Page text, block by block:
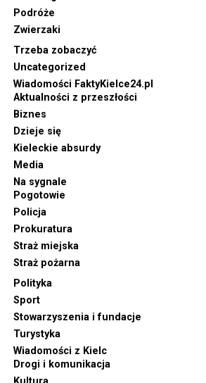
Podróże
Zwierzaki
Trzeba zobaczyć
Uncategorized
Wiadomości FaktyKielce24.pl
Aktualności z przeszłości
Biznes
Dzieje się
Kieleckie absurdy
Media
Na sygnale
Pogotowie
Policja
Prokuratura
Straż miejska
Straż pożarna
Polityka
Sport
Stowarzyszenia i fundacje
Turystyka
Wiadomości z Kielc
Drogi i komunikacja